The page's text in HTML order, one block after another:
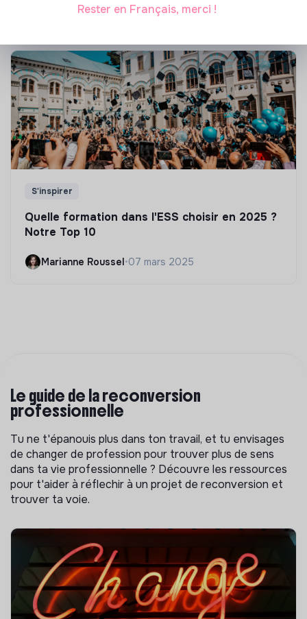
S'inspirer
Quelle formation dans l'ESS choisir en 2025 ?
Notre Top 10
Marianne Roussel•07 mars 2025
Le guide de la reconversion
professionnelle
Tu ne t'épanouis plus dans ton travail, et tu envisages
de changer de profession pour trouver plus de sens
dans ta vie professionnelle ? Découvre les ressources
pour t'aider à réflechir à un projet de reconversion et
trouver ta voie.
Rester en Français, merci !